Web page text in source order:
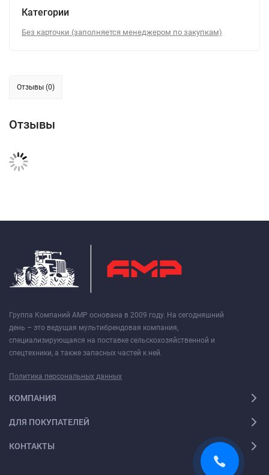
Категории
Без карточки (заполняется менеджером по закупкам)
Отзывы (0)
Отзывы
Группа Компаний АМР основана в 2009 году. На сегодняшний
день – это ведущая мультибрендовая компания,
специализирующаяся на поставке сельскохозяйственной и
спецтехники, а также запасных частей к ней.
Политика персональных данных
КОМПАНИЯ
ДЛЯ ПОКУПАТЕЛЕЙ
КОНТАКТЫ